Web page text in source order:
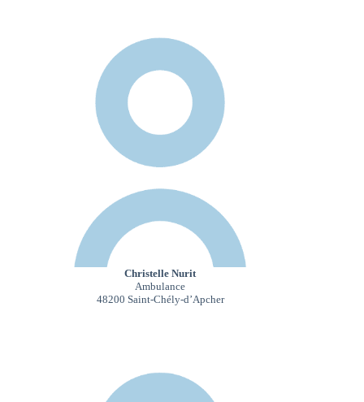
Christelle Nurit
Ambulance
48200 Saint-Chély-d’Apcher